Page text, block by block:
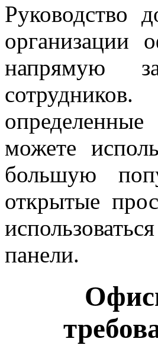
Руководство
организации
напрямую
можете
большую
открытые
панели.